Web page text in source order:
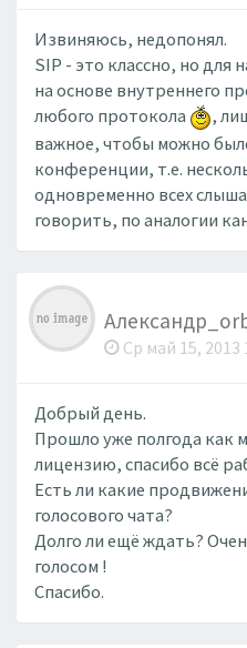
​Извиняюсь, недопонял.
SIP - это классно, но для
на основе внутреннего
любого протокола
,
важное, чтобы можно
конференции, т.е.
одновременно всех
говорить, по аналогии
Ср май 15, 2013
Добрый день.
Прошло уже полгода как
лицензию, спасибо всё
Есть ли какие
голосового чата?
Долго ли ещё ждать?
голосом !
Спасибо.